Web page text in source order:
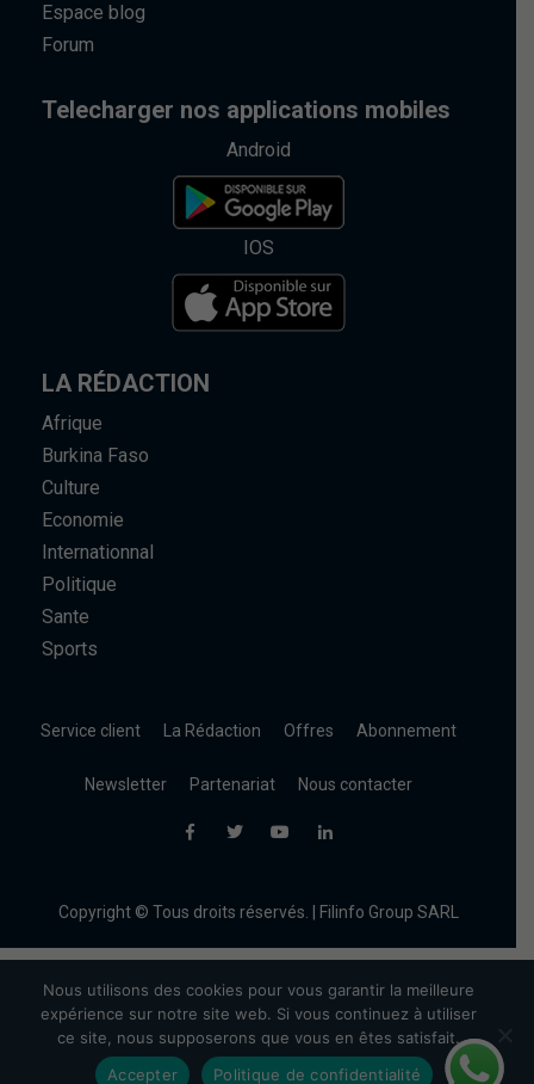
Espace blog
Forum
Telecharger nos applications mobiles
Android
IOS
LA RÉDACTION
Afrique
Burkina Faso
Culture
Economie
Internationnal
Politique
Sante
Sports
Service client La Rédaction Offres Abonnement
Newsletter Partenariat Nous contacter
Copyright © Tous droits réservés. | Filinfo Group SARL
Nous utilisons des cookies pour vous garantir la meilleure
expérience sur notre site web. Si vous continuez à utiliser
ce site, nous supposerons que vous en êtes satisfait.
Accepter
Politique de confidentialité